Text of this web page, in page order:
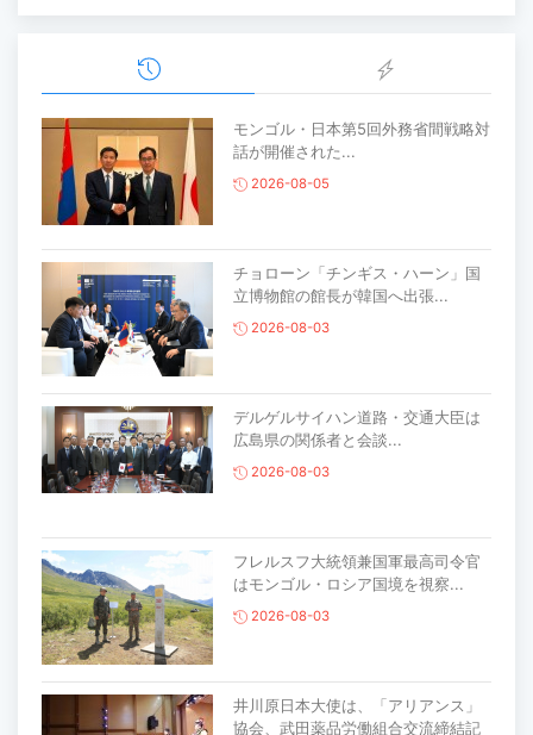
モンゴル・日本第5回外務省間戦略対
話が開催された...
2026-08-05
チョローン「チンギス・ハーン」国
立博物館の館長が韓国へ出張...
2026-08-03
デルゲルサイハン道路・交通大臣は
広島県の関係者と会談...
2026-08-03
フレルスフ大統領兼国軍最高司令官
はモンゴル・ロシア国境を視察...
2026-08-03
井川原日本大使は、「アリアンス」
協会、武田薬品労働組合交流締結記